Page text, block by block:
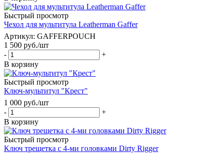
Быстрый просмотр
Чехол для мультитула Leatherman Gaffer
Артикул: GAFFERPOUCH
1 500 руб./шт
-
+
В корзину
Быстрый просмотр
Ключ-мультитул "Крест"
1 000 руб./шт
-
+
В корзину
Быстрый просмотр
Ключ трещетка с 4-ми головками Dirty Rigger